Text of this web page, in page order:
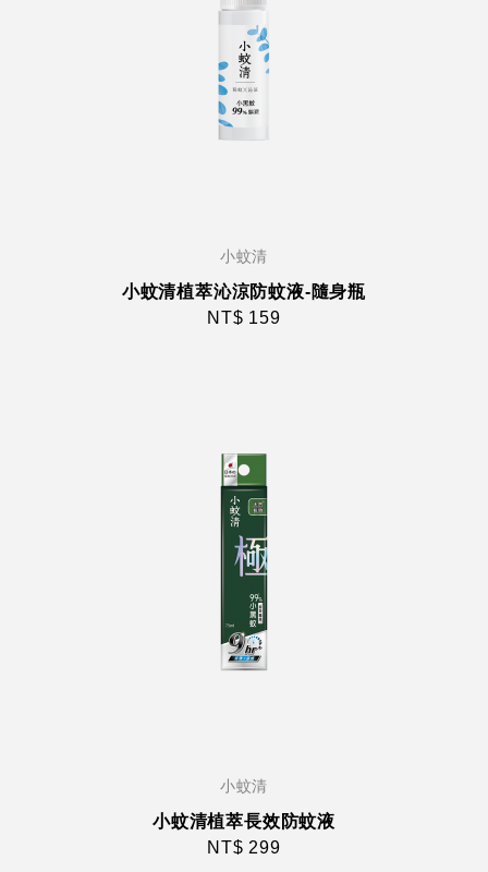
小蚊清
小蚊清植萃沁涼防蚊液-隨身瓶
NT$ 159
小蚊清
小蚊清植萃長效防蚊液
NT$ 299